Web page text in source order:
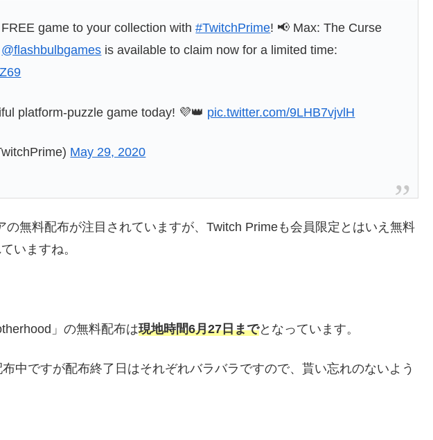
game to your collection with#TwitchPrime! 📢 Max: The Curse
@flashbulbgames is available to claim now for a limited time:
platform-puzzle game today! 💜👑 pic.twitter.com/9LHB7vjvlH
May 29, 2020
の無料配布が注目されていますが、Twitch Primeも会員限定とはいえ無料
いますね。
」の無料配布は現地時間6月27日までとなっています。
中ですが配布終了日はそれぞれバラバラですので、貰い忘れのないよう